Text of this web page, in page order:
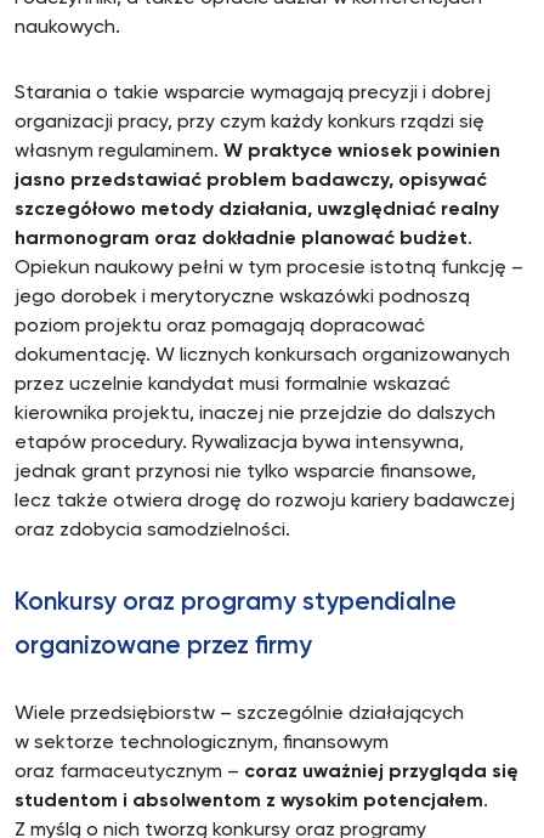
naukowych.
Starania o takie wsparcie wymagają precyzji i dobrej
organizacji pracy, przy czym każdy konkurs rządzi się
własnym regulaminem. W praktyce wniosek powinien
jasno przedstawiać problem badawczy, opisywać
szczegółowo metody działania, uwzględniać realny
harmonogram oraz dokładnie planować budżet.
Opiekun naukowy pełni w tym procesie istotną funkcję –
jego dorobek i merytoryczne wskazówki podnoszą
poziom projektu oraz pomagają dopracować
dokumentację. W licznych konkursach organizowanych
przez uczelnie kandydat musi formalnie wskazać
kierownika projektu, inaczej nie przejdzie do dalszych
etapów procedury. Rywalizacja bywa intensywna,
jednak grant przynosi nie tylko wsparcie finansowe,
lecz także otwiera drogę do rozwoju kariery badawczej
oraz zdobycia samodzielności.
Konkursy oraz programy stypendialne
organizowane przez firmy
Wiele przedsiębiorstw – szczególnie działających
w sektorze technologicznym, finansowym
oraz farmaceutycznym – coraz uważniej przygląda się
studentom i absolwentom z wysokim potencjałem.
Z myślą o nich tworzą konkursy oraz programy